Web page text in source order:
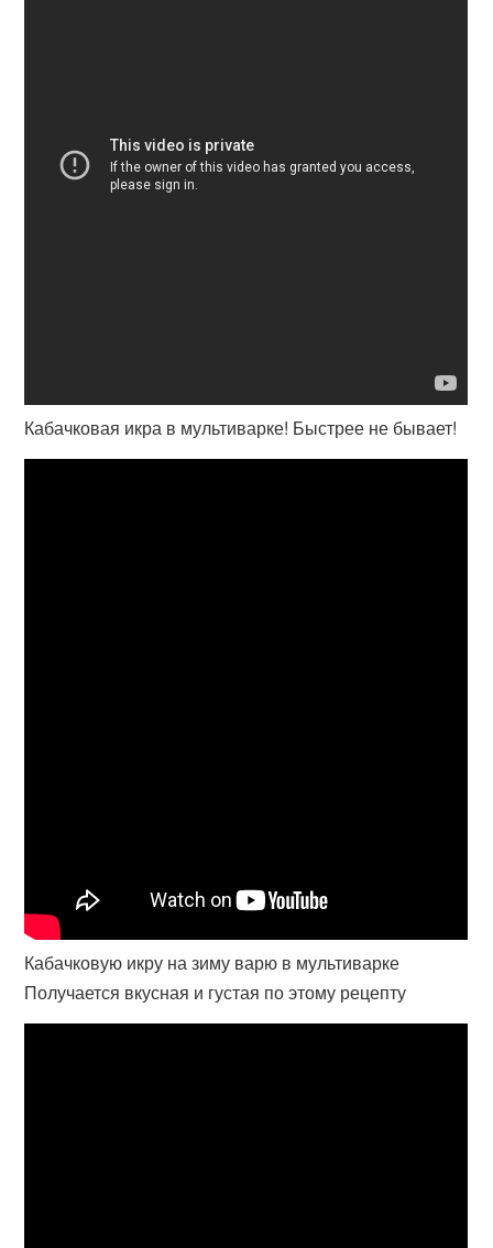
Кабачковая икра в мультиварке! Быстрее не бывает!
Кабачковую икру на зиму варю в мультиварке
Получается вкусная и густая по этому рецепту